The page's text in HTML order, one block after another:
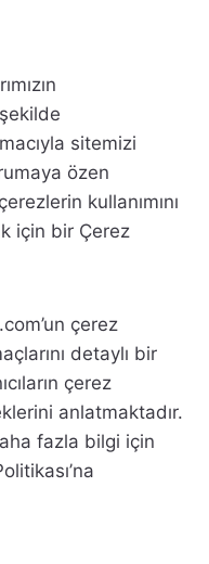
sitemizi
özen
kullanımını
için bir Çerez
çerez
detaylı bir
çerez
anlatmaktadır.
fazla bilgi için